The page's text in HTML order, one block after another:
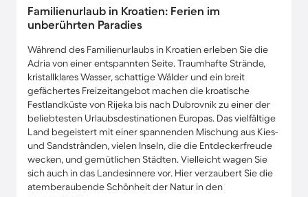
Familienurlaub in Kroatien: Ferien im
unberührten Paradies
Während des Familienurlaubs in Kroatien erleben Sie die
Adria von einer entspannten Seite. Traumhafte Strände,
kristallklares Wasser, schattige Wälder und ein breit
gefächertes Freizeitangebot machen die kroatische
Festlandküste von Rijeka bis nach Dubrovnik zu einer der
beliebtesten Urlaubsdestinationen Europas. Das vielfältige
Land begeistert mit einer spannenden Mischung aus Kies-
und Sandstränden, vielen Inseln, die die Entdeckerfreude
wecken, und gemütlichen Städten. Vielleicht wagen Sie
sich auch in das Landesinnere vor. Hier verzaubert Sie die
atemberaubende Schönheit der Natur in den